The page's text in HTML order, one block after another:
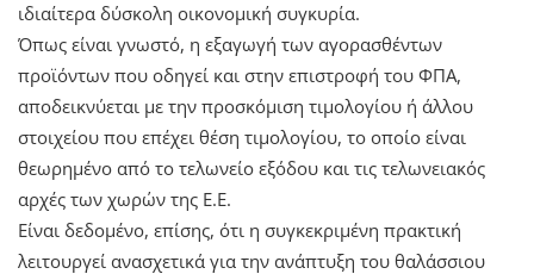
ιδιαίτερα δύσκολη οικονομική συγκυρία.
Όπως είναι γνωστό, η εξαγωγή των αγορασθέντων
προϊόντων που οδηγεί και στην επιστροφή του ΦΠΑ,
αποδεικνύεται με την προσκόμιση τιμολογίου ή άλλου
στοιχείου που επέχει θέση τιμολογίου, το οποίο είναι
θεωρημένο από το τελωνείο εξόδου και τις τελωνειακός
αρχές των χωρών της Ε.Ε.
Είναι δεδομένο, επίσης, ότι η συγκεκριμένη πρακτική
λειτουργεί ανασχετικά για την ανάπτυξη του θαλάσσιου